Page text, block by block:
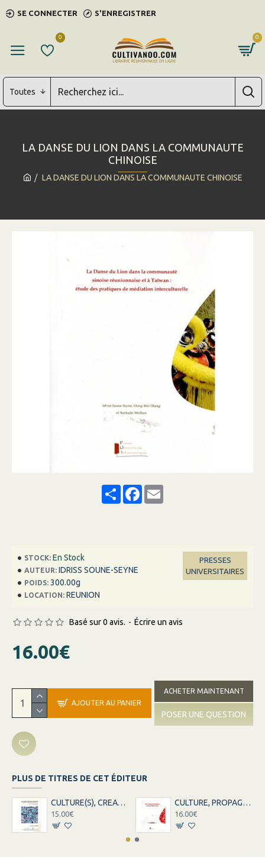
SE CONNECTER S'ENREGISTRER
0 0
Toutes
LA DANSE DU LION DANS LA COMMUNAUTE CHINOISE
LA DANSE DU LION DANS LA COMMUNAUTE
CHINOISE
ShareFacebook
Email
STOCK: En Stock
AUTEUR: IDRISS SOUNE-SEYNE
POIDS: 300.00g
LOCATION: REUNION
PRESSES
UNIVERSITAIRES
Basé sur 0 avis. - Écrire un avis
16.00€
AJOUTER AU PANIER
ACHETER MAINTENANT
POSER UNE QUESTION
PLUS DE TITRES DE CET ÉDITEUR
CULTURE(S), CREATION ET IDENTITES
15.00€
CULTURE, PROPAGANDE ET MILITANTISME
16.00€